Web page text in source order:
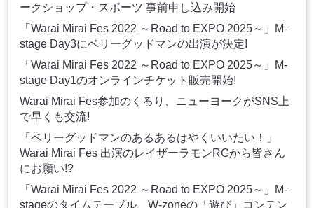
ークショップ・スポーツ 事前申し込み開始
「Warai Mirai Fes 2022 ～Road to EXPO 2025～」M-
stage Day3にベリーグッドマンの出演が決定!
「Warai Mirai Fes 2022 ～Road to EXPO 2025～」M-
stage Day1のオンラインチケット販売開始!
Warai Mirai Fes参加のくるり、ニューヨークがSNS上
で早くも交流!
「ベリーグッドマンのあるあるはやくいいたい！」
Warai Mirai Fes 出演のレイザーラモンRGから皆さん
にお願い!?
「Warai Mirai Fes 2022 ～Road to EXPO 2025～」M-
stageのタイムテーブル、W-zoneの「遊び」コンテン